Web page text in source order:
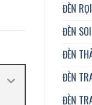
ĐÈN
ĐÈN
ĐÈN
ĐÈN
ĐÈN